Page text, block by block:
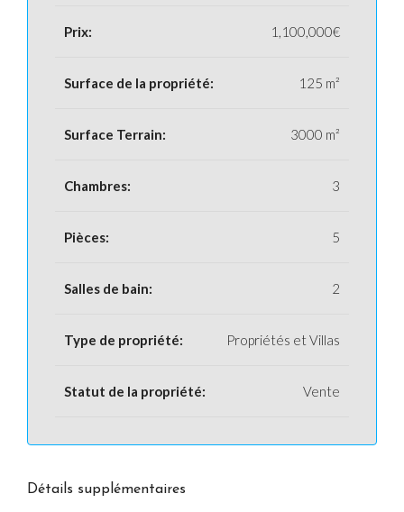
Prix: 1,100,000€
Surface de la propriété: 125 m²
Surface Terrain: 3000 m²
Chambres: 3
Pièces: 5
Salles de bain: 2
Type de propriété: Propriétés et Villas
Statut de la propriété: Vente
Détails supplémentaires